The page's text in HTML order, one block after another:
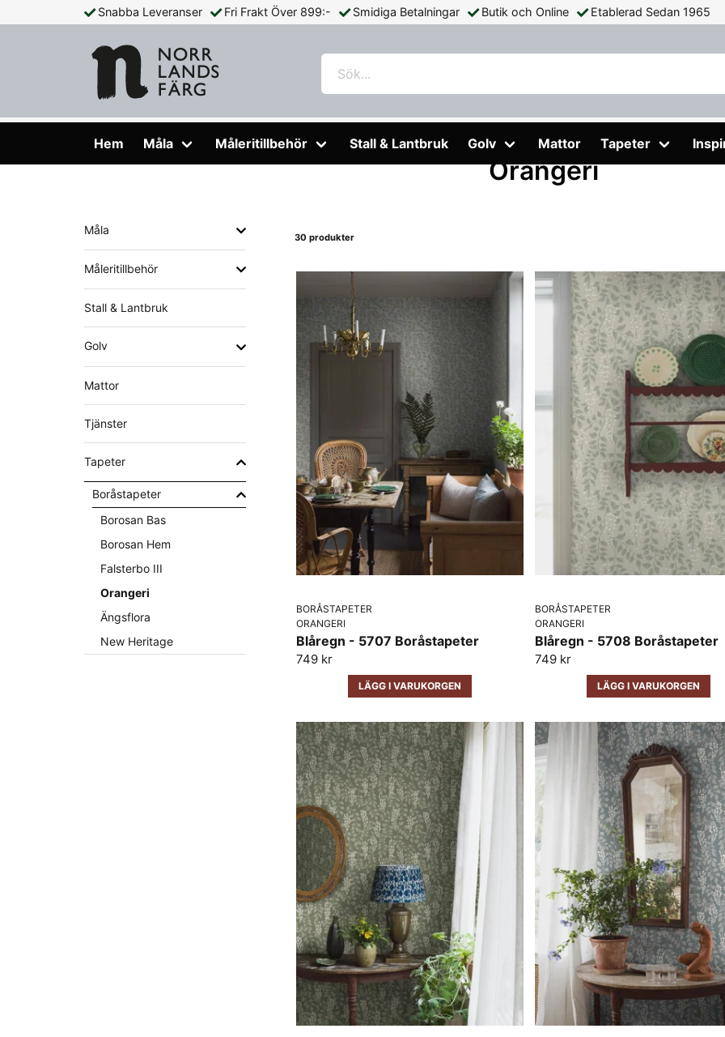
Snabba Leveranser Fri Frakt Över 899:- Smidiga Betalningar Butik och Online Etablerad Sedan 1965
Hem Måla Måleritillbehör Stall & Lantbruk Golv Mattor Tapeter
Orangeri
Måla
Måleritillbehör
Stall & Lantbruk
Golv
Mattor
Tjänster
Tapeter
Boråstapeter
Borosan Bas
Borosan Hem
Falsterbo III
Orangeri
Ängsflora
New Heritage
30 produkter
BORÅSTAPETER
ORANGERI
Blåregn - 5707 Boråstapeter
749 kr
LÄGG I VARUKORGEN
BORÅSTAPETER
ORANGERI
Blåregn - 5708 Boråstapeter
749 kr
LÄGG I VARUKORGEN